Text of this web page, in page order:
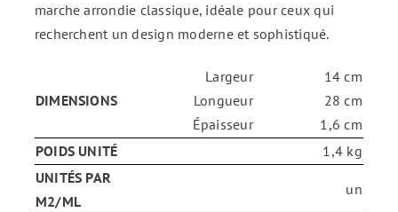
marche arrondie classique, idéale pour ceux qui
recherchent un design moderne et sophistiqué.
DIMENSIONS
Largeur
Longueur
Épaisseur
14 cm
28 cm
1,6 cm
POIDS UNITÉ
1,4 kg
UNITÉS PAR
M2/ML
un